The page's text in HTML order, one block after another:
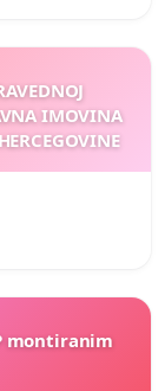
IMOVINA
montiranim